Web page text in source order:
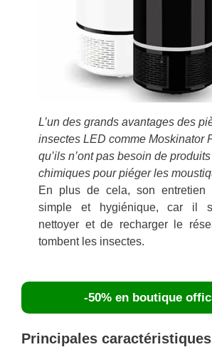
L’un des grands avantages des
insectes LED comme Moskinator
qu’ils n’ont pas besoin de produits
chimiques pour piéger les
En plus de cela, son entretien
simple et hygiénique, car il
nettoyer et de recharger le
tombent les insectes.
-50% en boutique
Principales